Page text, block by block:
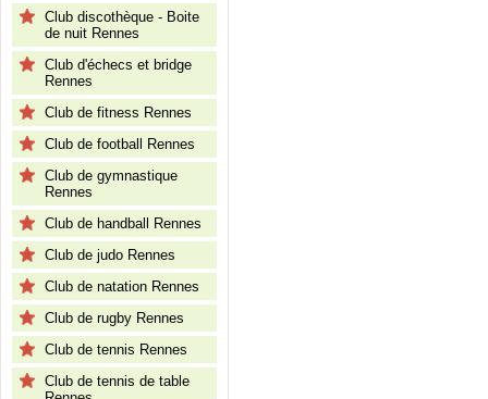
Club discothèque - Boite
de nuit Rennes
Club d'échecs et bridge
Rennes
Club de fitness Rennes
Club de football Rennes
Club de gymnastique
Rennes
Club de handball Rennes
Club de judo Rennes
Club de natation Rennes
Club de rugby Rennes
Club de tennis Rennes
Club de tennis de table